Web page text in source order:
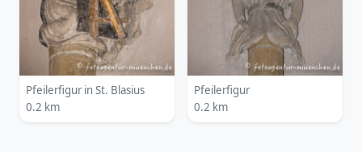
Pfeilerfigur in St. Blasius
0.2 km
Pfeilerfigur
0.2 km